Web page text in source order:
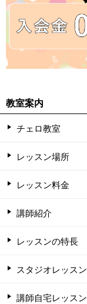
教室案内
チェロ教室
レッスン場所
レッスン料金
講師紹介
レッスンの特長
スタジオレッスン
講師自宅レッスン